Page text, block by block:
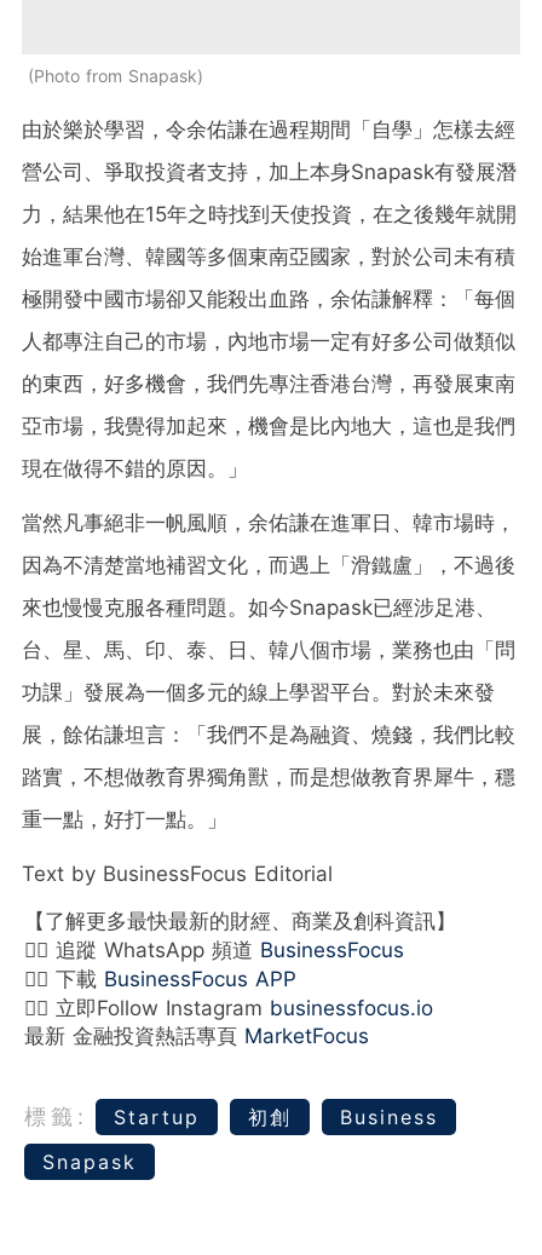
Photo from Snapask
由於樂於學習，令余佑謙在過程期間「自學」怎樣去經
營公司、爭取投資者支持，加上本身Snapask有發展潛
力，結果他在15年之時找到天使投資，在之後幾年就開
始進軍台灣、韓國等多個東南亞國家，對於公司未有積
極開發中國市場卻又能殺出血路，余佑謙解釋：「每個
人都專注自己的市場，內地市場一定有好多公司做類似
的東西，好多機會，我們先專注香港台灣，再發展東南
亞市場，我覺得加起來，機會是比內地大，這也是我們
現在做得不錯的原因。」
當然凡事絕非一帆風順，余佑謙在進軍日、韓市場時，
因為不清楚當地補習文化，而遇上「滑鐵盧」，不過後
來也慢慢克服各種問題。 如今Snapask已經涉足港、
台、星、馬、印、泰、日、韓八個市場，業務也由「問
功課」發展為一個多元的線上學習平台。對於未來發
展，餘佑謙坦言：「我們不是為融資、燒錢，我們比較
踏實，不想做教育界獨角獸，而是想做教育界犀牛，穩
重一點，好打一點。」
Text by BusinessFocus Editorial
【了解更多最快最新的財經、商業及創科資訊】
👉🏻 追蹤 WhatsApp 頻道 BusinessFocus
👉🏻 下載 BusinessFocus APP
👉🏻 立即Follow Instagram businessfocus.io
最新 金融投資熱話專頁 MarketFocus
標籤: Startup 初創
Business
Snapask